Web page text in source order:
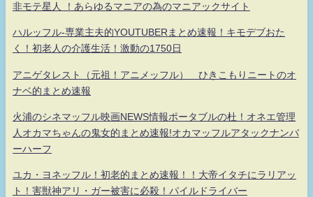
非モテ星人 ！あらゆるマニアの為のマニアックサイト
ハルッフル-専業主夫的YOUTUBERまとめ速報！キモデブおた
く！初老人の介護生活！激動の1750日
アニゲタレスト（元祖！アニメッフル） ひきこもりニートのオ
ナベ的まとめ速報
火浦のシネマッフル映画NEWS情報ポータブルの杜！オネエ管理
人オカマちゃんの鬼女的まとめ速報!オカマッフルアタックナンバ
ーハーフ
ユカ・ヨネッフル！初老的まとめ速報！！大帝イタチにラリアッ
ト！害獣神アリ・ガー被害に必殺！パイルドライバー